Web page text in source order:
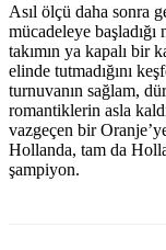
Asıl ölçü daha sonra
mücadeleye
takımın ya kapalı bir
elinde tutmadığını
turnuvanın sağlam,
romantiklerin asla
vazgeçen bir
Hollanda, tam da
şampiyon.